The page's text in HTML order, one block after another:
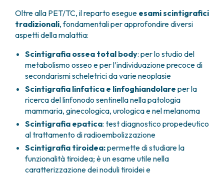
Oltre alla PET/TC, il reparto esegue esami scintigrafici
tradizionali, fondamentali per approfondire diversi
aspetti della malattia:
Scintigrafia ossea total body: per lo studio del
metabolismo osseo e per l’individuazione precoce di
secondarismi scheletrici da varie neoplasie
Scintigrafia linfatica e linfoghiandolare per la
ricerca del linfonodo sentinella nella patologia
mammaria, ginecologica, urologica e nel melanoma
Scintigrafia epatica: test diagnostico propedeutico
al trattamento di radioembolizzazione
Scintigrafia tiroidea:permette di studiare la
funzionalità tiroidea; è un esame utile nella
caratterizzazione dei noduli tiroidei e